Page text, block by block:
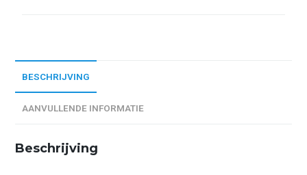
11
kW
-
8
(A3P16AT2)
BESCHRIJVING
AANVULLENDE INFORMATIE
Beschrijving